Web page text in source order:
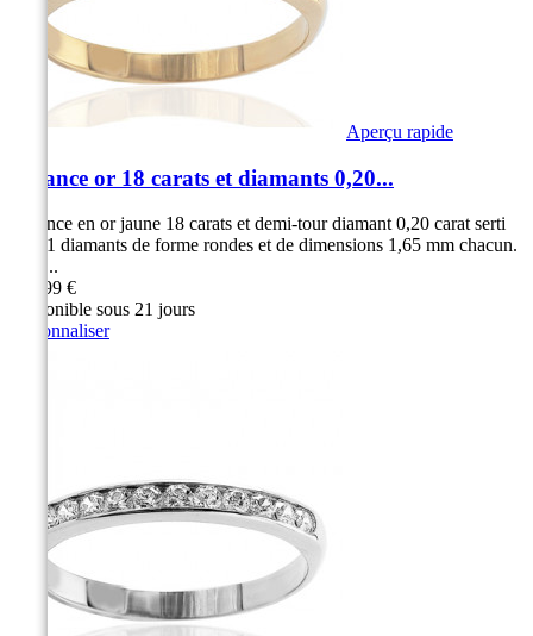
Aperçu rapide
Alliance or 18 carats et diamants 0,20...
Alliance en or jaune 18 carats et demi-tour diamant 0,20 carat serti
rail 11 diamants de forme rondes et de dimensions 1,65 mm chacun.
Serti...
999,99 €
Disponible sous 21 jours
Personnaliser